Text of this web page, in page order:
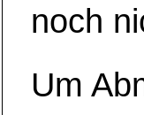
noch
Um